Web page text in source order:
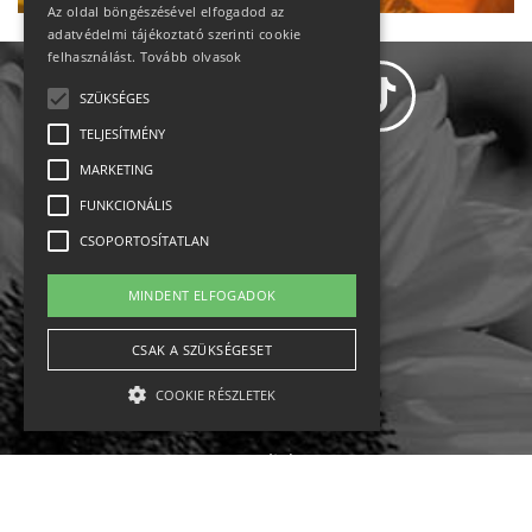
Állásajánlatok
Impresszum-kapcsolat
Jogi nyilatkozat
English
Az oldal böngészésével elfogadod az
adatvédelmi tájékoztató szerinti cookie
felhasználást. Tovább olvasok
SZÜKSÉGES
TELJESÍTMÉNY
MARKETING
FUNKCIONÁLIS
CSOPORTOSÍTATLAN
MINDENT ELFOGADOK
CSAK A SZÜKSÉGESET
COOKIE RÉSZLETEK